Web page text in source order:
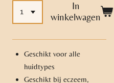
In
winkelwagen
Geschikt voor alle
huidtypes
Geschikt bij eczeem,